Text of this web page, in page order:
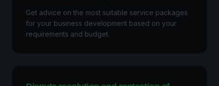
Get advice on the most suitable service packages
for your business development based on your
requirements and budget.